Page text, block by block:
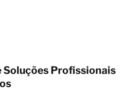
Soluções Profissionais